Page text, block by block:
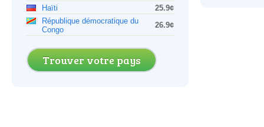
Haïti
25.9¢
République démocratique du
Congo
26.9¢
Trouver votre pays